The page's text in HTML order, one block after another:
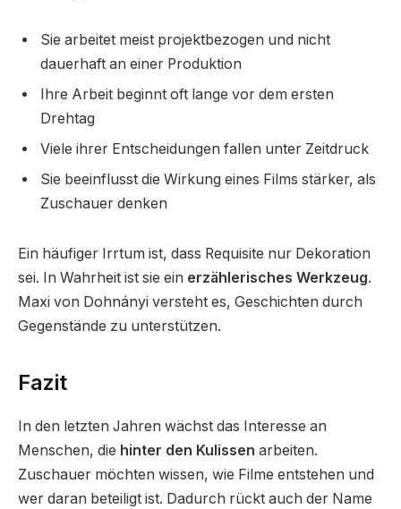
Sie arbeitet meist projektbezogen und nicht
dauerhaft an einer Produktion
Ihre Arbeit beginnt oft lange vor dem ersten
Drehtag
Viele ihrer Entscheidungen fallen unter Zeitdruck
Sie beeinflusst die Wirkung eines Films stärker, als
Zuschauer denken
Ein häufiger Irrtum ist, dass Requisite nur Dekoration
sei. In Wahrheit ist sie ein erzählerisches Werkzeug.
Maxi von Dohnányi versteht es, Geschichten durch
Gegenstände zu unterstützen.
Fazit
In den letzten Jahren wächst das Interesse an
Menschen, die hinter den Kulissen arbeiten.
Zuschauer möchten wissen, wie Filme entstehen und
wer daran beteiligt ist. Dadurch rückt auch der Name